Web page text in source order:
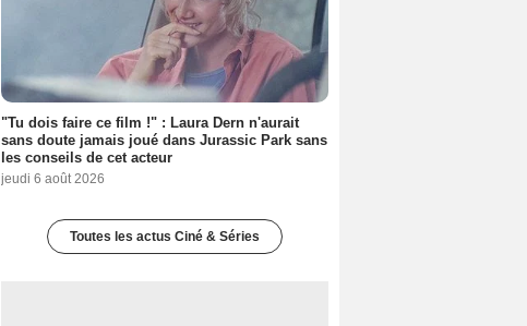
"Tu dois faire ce film !" : Laura Dern n'aurait
sans doute jamais joué dans Jurassic Park sans
les conseils de cet acteur
jeudi 6 août 2026
Toutes les actus Ciné & Séries